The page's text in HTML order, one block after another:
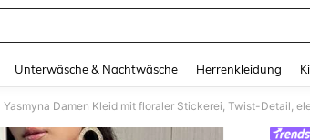
Unterwäsche & Nachtwäsche Herrenkleidung
Yasmyna Damen Kleid mit floraler Stickerei, Twist-Detail,